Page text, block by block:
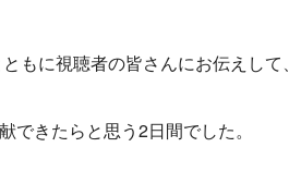
もに視聴者の皆さんにお伝えして、
できたらと思う2日間でした。